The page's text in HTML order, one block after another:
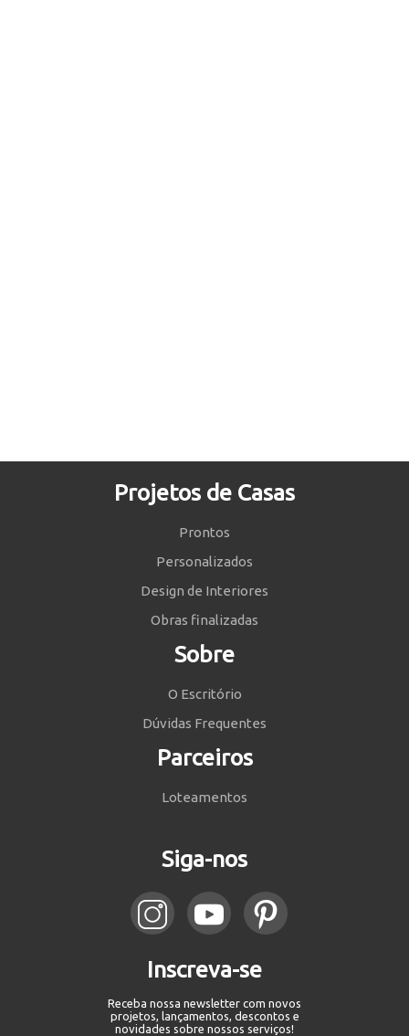
Projetos de Casas
Prontos
Personalizados
Design de Interiores
Obras finalizadas
Sobre
O Escritório
Dúvidas Frequentes
Parceiros
Loteamentos
Siga-nos
Inscreva-se
Receba nossa newsletter com novos
projetos, lançamentos, descontos e
novidades sobre nossos serviços!